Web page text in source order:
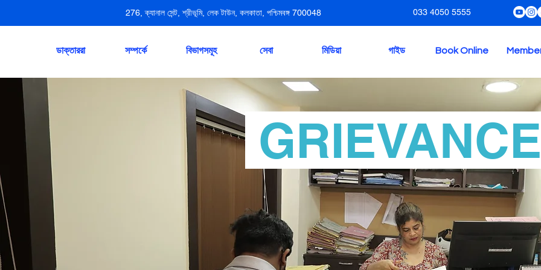
276, ক্যানাল সেন্ট, শ্রীভূমি, লেক টাউন, কলকাতা, পশ্চিমবঙ্গ 700048 033 4050 5555
ডাক্তাররা সম্পর্কে বিভাগসমূহ সেবা মিডিয়া গাইড Book Online